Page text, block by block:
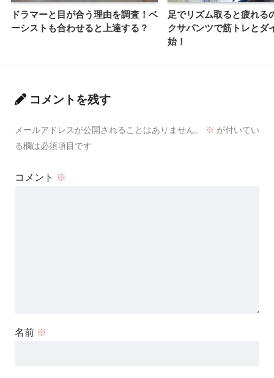
ドラマーと目が合う理由を調査！ベ
ーシストも合わせると上達する？
足でリズム取ると疲れる
クサパンツで筋トレとダ
始！
コメントを残す
メールアドレスが公開されることはありません。 ※ が付いてい
る欄は必須項目です
コメント ※
名前 ※